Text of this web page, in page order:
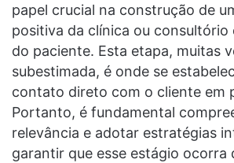
papel crucial na construção de
positiva da clínica ou consultório
do paciente. Esta etapa, muitas
subestimada, é onde se
contato direto com o cliente em
Portanto, é fundamental
relevância e adotar estratégias
garantir que esse estágio ocorra